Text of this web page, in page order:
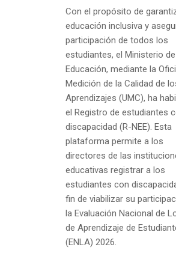
Con el propósito de
educación inclusiva y
participación de todos los
estudiantes, el Ministerio de
Educación, mediante la
Medición de la Calidad de
Aprendizajes (UMC), ha
el Registro de estudiantes
discapacidad (R-NEE). Esta
plataforma permite a los
directores de las
educativas registrar a los
estudiantes con
fin de viabilizar su
la Evaluación Nacional de
de Aprendizaje de
(ENLA) 2026.